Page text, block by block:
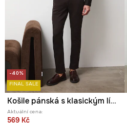
-40%
FINAL SALE
Košile pánská s klasickým límcem se strukturou
Aktuální cena:
569 Kč